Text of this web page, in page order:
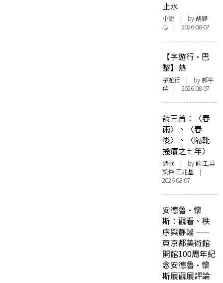
止水
小說 | by 胡韡
心 | 2026-08-07
【字遊行·巴
黎】熱
字遊行 | by 郭芊
葉 | 2026-08-07
詩三首：〈春
雨〉、〈春
後〉、〈隔靴
搔癢之七年〉
詩歌 | by 飲江,莫
凱傑,王兆基 |
2026-08-07
安德魯·懷
斯：觀看、秩
序與靜謐 ——
東京都美術館
開館100周年紀
念安德魯·懷
斯展觀展評論